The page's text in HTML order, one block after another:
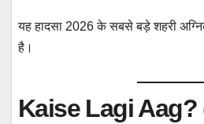
यह हादसा 2026 के सबसे बड़े शहरी
है।
Kaise Lagi